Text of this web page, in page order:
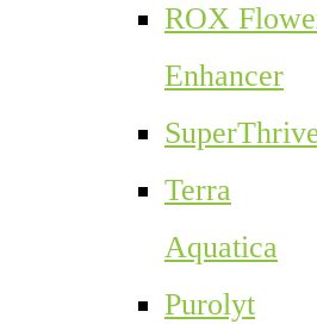
ROX
Enhancer
Terra
Aquatica
Purolyt